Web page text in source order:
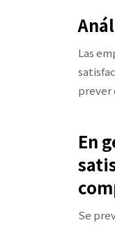
Las
prever
En
Se